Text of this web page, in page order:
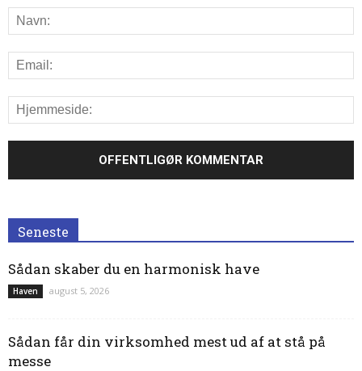
Seneste
Sådan skaber du en harmonisk have
Haven august 5, 2026
Sådan får din virksomhed mest ud af at stå på
messe